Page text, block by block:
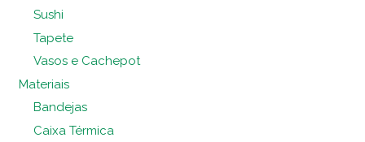
Sushi
Tapete
Vasos e Cachepot
Materiais
Bandejas
Caixa Térmica